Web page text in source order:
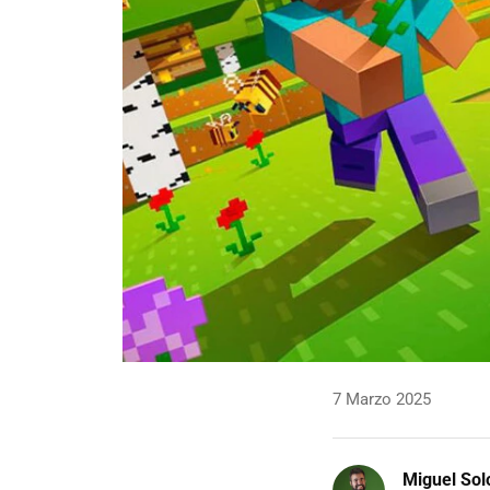
7 Marzo 2025
Miguel